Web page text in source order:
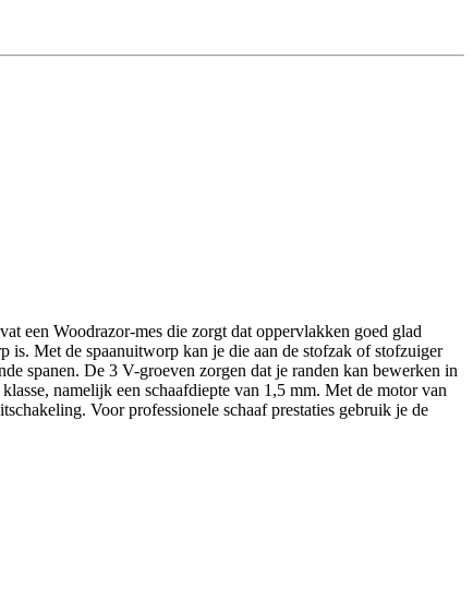
een Woodrazor-mes die zorgt dat oppervlakken goed glad
is. Met de spaanuitworp kan je die aan de stofzak of stofzuiger
spanen. De 3 V-groeven zorgen dat je randen kan bewerken in
namelijk een schaafdiepte van 1,5 mm. Met de motor van
Voor professionele schaaf prestaties gebruik je de